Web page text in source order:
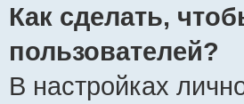
Как сделать,
пользователей?
В настройках